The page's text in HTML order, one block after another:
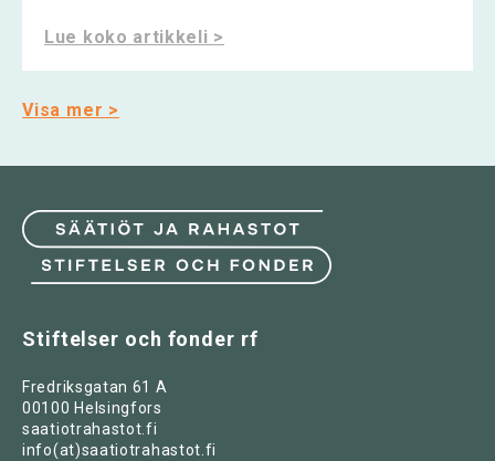
Lue koko artikkeli >
Visa mer >
Stiftelser och fonder rf
Fredriksgatan 61 A
00100 Helsingfors
saatiotrahastot.fi
info(at)saatiotrahastot.fi